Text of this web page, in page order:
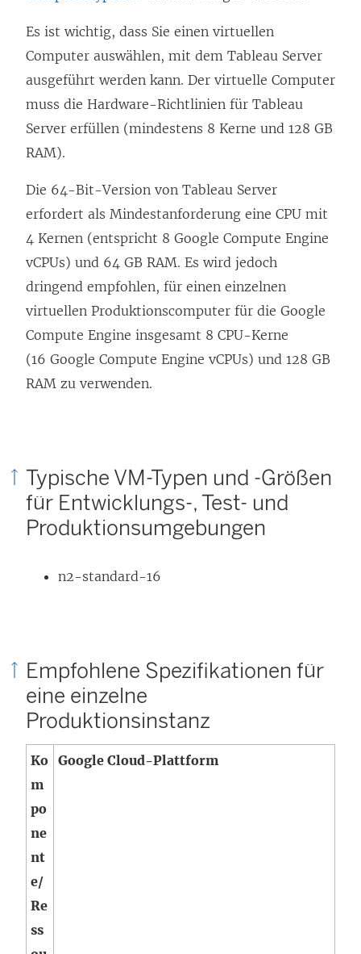
n
f
f
n
e
t
)
e
ö
f
f
n
e
t
)
i
d
i
n
n
e
u
e
m
F
t
e
r
e
n
e
t
)
Es ist wichtig, dass Sie einen virtuellen
Computer auswählen, mit dem Tableau Server
ausgeführt werden kann. Der virtuelle Computer
muss die Hardware-Richtlinien für Tableau
Server erfüllen (mindestens 8 Kerne und 128 GB
RAM).
Die 64-Bit-Version von Tableau Server
erfordert als Mindestanforderung eine CPU mit
4 Kernen (entspricht 8 Google Compute Engine
vCPUs) und 64 GB RAM. Es wird jedoch
dringend empfohlen, für einen einzelnen
virtuellen Produktionscomputer für die Google
Compute Engine insgesamt 8 CPU-Kerne
(16 Google Compute Engine vCPUs) und 128 GB
RAM zu verwenden.
Typische VM-Typen und -Größen
für Entwicklungs-, Test- und
Produktionsumgebungen
n2-standard-16
Empfohlene Spezifikationen für
eine einzelne
Produktionsinstanz
Ko
m
po
ne
nt
e/
Re
ss
Google Cloud-Plattform